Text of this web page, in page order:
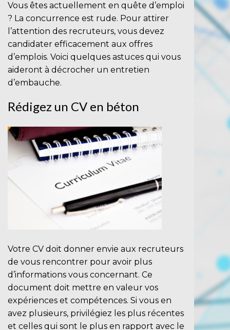
Vous êtes actuellement en quête d’emploi
? La concurrence est rude. Pour attirer
l’attention des recruteurs, vous devez
candidater efficacement aux offres
d’emplois. Voici quelques astuces qui vous
aideront à décrocher un entretien
d’embauche.
Rédigez un CV en béton
Votre CV doit donner envie aux recruteurs
de vous rencontrer pour avoir plus
d’informations vous concernant. Ce
document doit mettre en valeur vos
expériences et compétences. Si vous en
avez plusieurs, privilégiez les plus récentes
et celles qui sont le plus en rapport avec le